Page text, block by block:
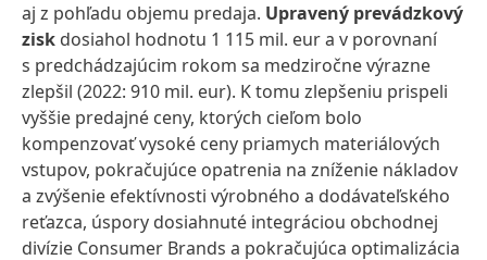
aj z pohľadu objemu predaja. Upravený prevádzkový
zisk dosiahol hodnotu 1 115 mil. eur a v porovnaní
s predchádzajúcim rokom sa medziročne výrazne
zlepšil (2022: 910 mil. eur). K tomu zlepšeniu prispeli
vyššie predajné ceny, ktorých cieľom bolo
kompenzovať vysoké ceny priamych materiálových
vstupov, pokračujúce opatrenia na zníženie nákladov
a zvýšenie efektívnosti výrobného a dodávateľského
reťazca, úspory dosiahnuté integráciou obchodnej
divízie Consumer Brands a pokračujúca optimalizácia